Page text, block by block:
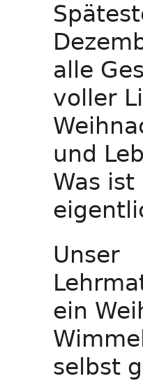
alle
voller
und
Was ist
Unser
ein
selbst